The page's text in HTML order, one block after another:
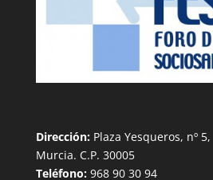
Dirección: Plaza Yesqueros, nº 5,
Murcia. C.P. 30005
Teléfono: 968 90 30 94